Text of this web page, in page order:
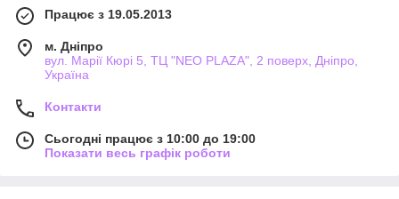
Працює з 19.05.2013
м. Дніпро
вул. Марії Кюрі 5, ТЦ "NEO PLAZA", 2 поверх, Дніпро,
Україна
Контакти
Сьогодні працює з 10:00 до 19:00
Показати весь графік роботи